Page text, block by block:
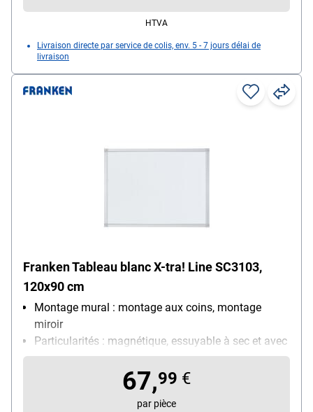
HTVA
Livraison directe par service de colis, env. 5 - 7 jours délai de
livraison
Franken Tableau blanc X-tra! Line SC3103,
120x90 cm
Montage mural : montage aux coins, montage
miroir
Particularités : magnétique, essuyable à sec et avec
un chiffon humide
Taille du tableau : médium (120 x 90 cm)
Utilisation : utilisation fréquente
67,99 €
par pièce